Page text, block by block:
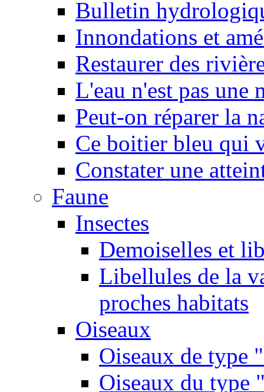
Bulletin
Innondations et
Restaurer des
L'eau n'est pas une
Peut-on réparer la
Ce boitier bleu qui
Constater une
Faune
Insectes
Demoiselles et
Libellules de la
proches habitats
Oiseaux
Oiseaux de type
Oiseaux du type